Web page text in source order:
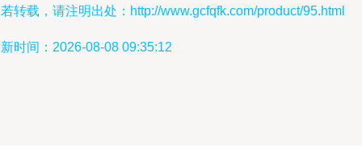
转载，请注明出处：http://www.gcfqfk.com/product/95.html
时间：2026-08-08 09:35:12